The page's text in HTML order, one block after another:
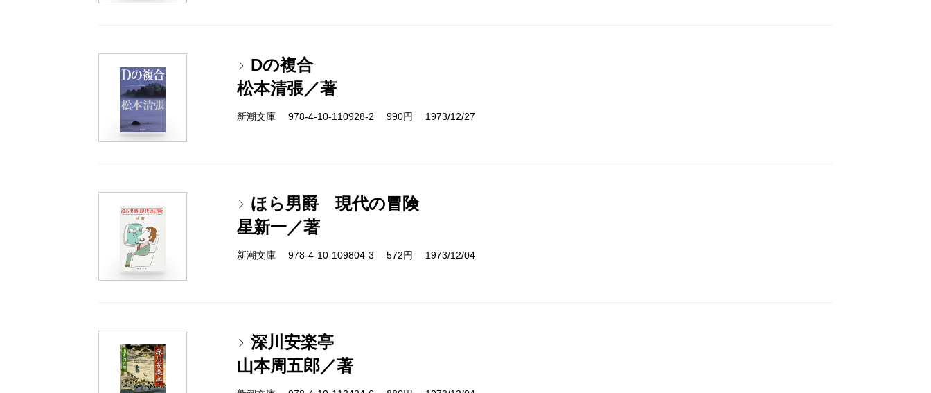
Dの複合
松本清張／著
新潮文庫 978-4-10-110928-2 990円 1973/12/27
ほら男爵 現代の冒険
星新一／著
新潮文庫 978-4-10-109804-3 572円 1973/12/04
深川安楽亭
山本周五郎／著